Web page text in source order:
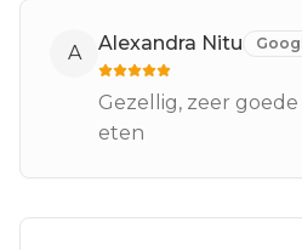
A Alexandra Nitu
Gezellig, zeer
eten